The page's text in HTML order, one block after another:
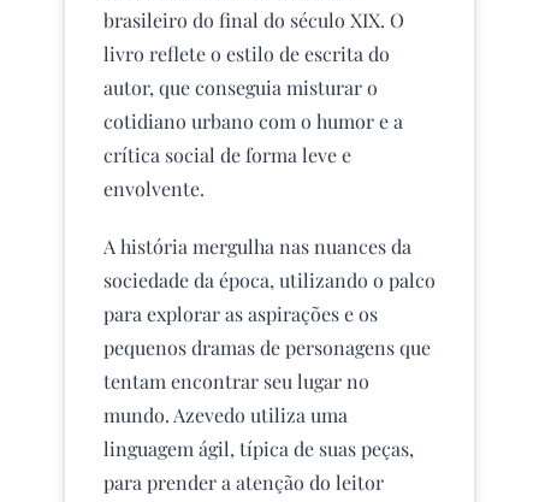
brasileiro do final do século XIX. O
livro reflete o estilo de escrita do
autor, que conseguia misturar o
cotidiano urbano com o humor e a
crítica social de forma leve e
envolvente.
A história mergulha nas nuances da
sociedade da época, utilizando o palco
para explorar as aspirações e os
pequenos dramas de personagens que
tentam encontrar seu lugar no
mundo. Azevedo utiliza uma
linguagem ágil, típica de suas peças,
para prender a atenção do leitor